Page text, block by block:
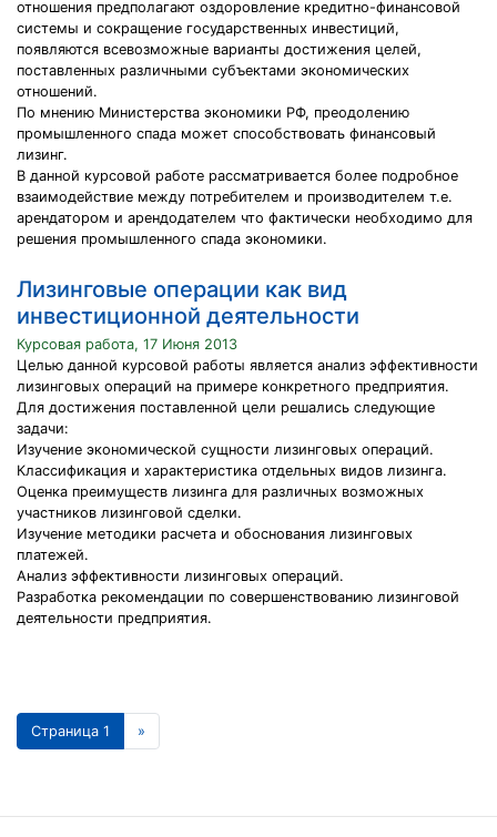
отношения предполагают оздоровление кредитно-финансовой
системы и сокращение государственных инвестиций,
появляются всевозможные варианты достижения целей,
поставленных различными субъектами экономических
отношений.
По мнению Министерства экономики РФ, преодолению
промышленного спада может способствовать финансовый
лизинг.
В данной курсовой работе рассматривается более подробное
взаимодействие между потребителем и производителем т.е.
арендатором и арендодателем что фактически необходимо для
решения промышленного спада экономики.
Лизинговые операции как вид
инвестиционной деятельности
Курсовая работа, 17 Июня 2013
Целью данной курсовой работы является анализ эффективности
лизинговых операций на примере конкретного предприятия.
Для достижения поставленной цели решались следующие
задачи:
Изучение экономической сущности лизинговых операций.
Классификация и характеристика отдельных видов лизинга.
Оценка преимуществ лизинга для различных возможных
участников лизинговой сделки.
Изучение методики расчета и обоснования лизинговых
платежей.
Анализ эффективности лизинговых операций.
Разработка рекомендации по совершенствованию лизинговой
деятельности предприятия.
Страница 1 »